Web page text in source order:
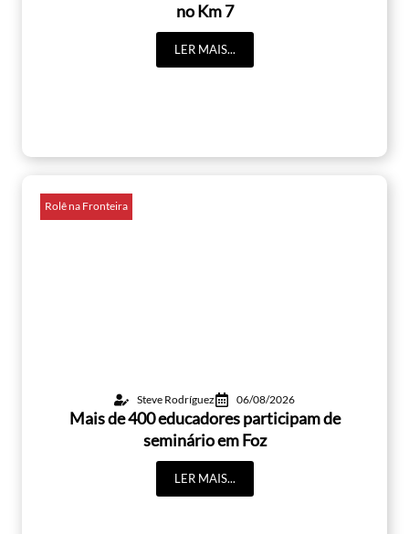
no Km 7
LER MAIS...
Rolê na Fronteira
Steve Rodríguez 06/08/2026
Mais de 400 educadores participam de
seminário em Foz
LER MAIS...